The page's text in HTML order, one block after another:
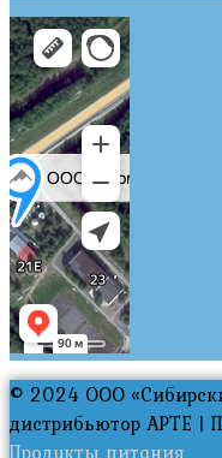
© 2024 ООО
дистрибьютор АРТЕ |
Продукты питания